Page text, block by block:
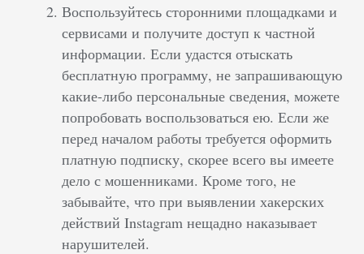
Воспользуйтесь сторонними площадками и
сервисами и получите доступ к частной
информации. Если удастся отыскать
бесплатную программу, не запрашивающую
какие-либо персональные сведения, можете
попробовать воспользоваться ею. Если же
перед началом работы требуется оформить
платную подписку, скорее всего вы имеете
дело с мошенниками. Кроме того, не
забывайте, что при выявлении хакерских
действий Instagram нещадно наказывает
нарушителей.